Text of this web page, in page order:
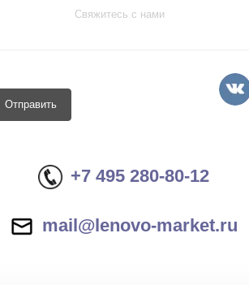
Свяжитесь с нами
Отправить
+7 495 280-80-12
mail@lenovo-market.ru